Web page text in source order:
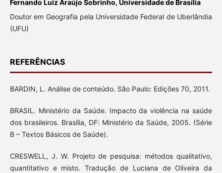
Fernando Luiz Araújo Sobrinho, Universidade de Brasília
Doutor em Geografia pela Universidade Federal de Uberlândia
(UFU)
REFERÊNCIAS
BARDIN, L. Análise de conteúdo. São Paulo: Edições 70, 2011.
BRASIL. Ministério da Saúde. Impacto da violência na saúde
dos brasileiros. Brasília, DF: Ministério da Saúde, 2005. (Série
B – Textos Básicos de Saúde).
CRESWELL, J. W. Projeto de pesquisa: métodos qualitativo,
quantitativo e misto. Tradução de Luciana de Oliveira da